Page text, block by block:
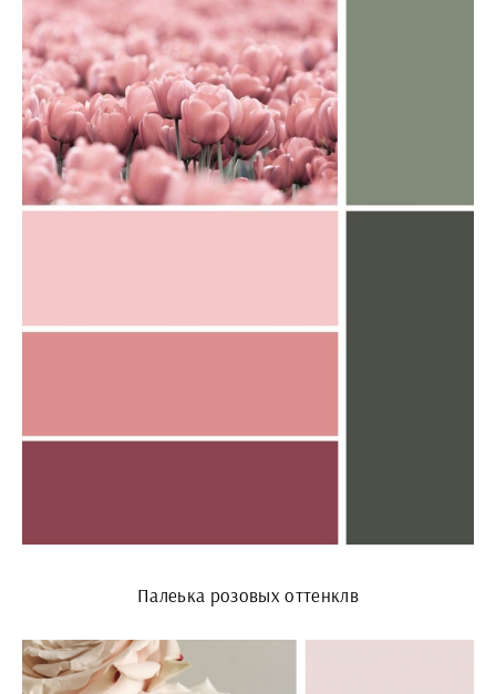
Палеька розовых оттенклв